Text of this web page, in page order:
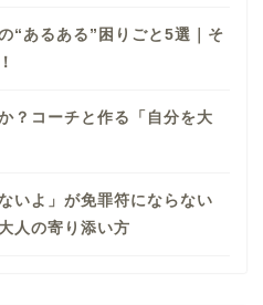
“あるある”困りごと5選｜そ
？コーチと作る「自分を大
いよ」が免罪符にならない
人の寄り添い方